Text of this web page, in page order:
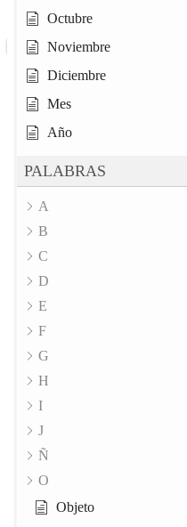
Octubre
Noviembre
Diciembre
Mes
Año
PALABRAS
A
B
C
D
E
F
G
H
I
J
Ñ
O
Objeto